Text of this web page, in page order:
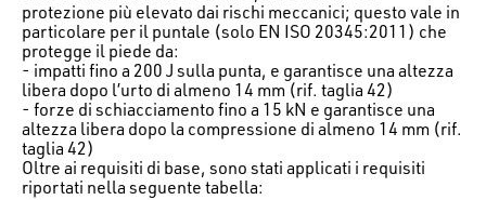
protezione più elevato dai rischi meccanici; questo vale in
particolare per il puntale (solo EN ISO 20345:2011) che
protegge il piede da:
- impatti fino a 200 J sulla punta, e garantisce una altezza
libera dopo l’urto di almeno 14 mm (rif. taglia 42)
- forze di schiacciamento fino a 15 kN e garantisce una
altezza libera dopo la compressione di almeno 14 mm (rif.
taglia 42)
Oltre ai requisiti di base, sono stati applicati i requisiti
riportati nella seguente tabella: